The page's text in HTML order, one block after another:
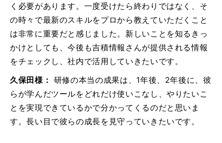
く必要があります。一度受けたら終わりではなく、そ
の時々で最新のスキルをプロから教えていただくこと
は非常に重要だと感じました。新しいことを知るきっ
かけとしても、今後も吉積情報さんが提供される情報
をチェックし、社内で活用していきたいです。
久保田様： 研修の本当の成果は、1年後、2年後に、彼
らが学んだツールをどれだけ使いこなし、やりたいこ
とを実現できているかで分かってくるのだと思いま
す。長い目で彼らの成長を見守っていきたいです。